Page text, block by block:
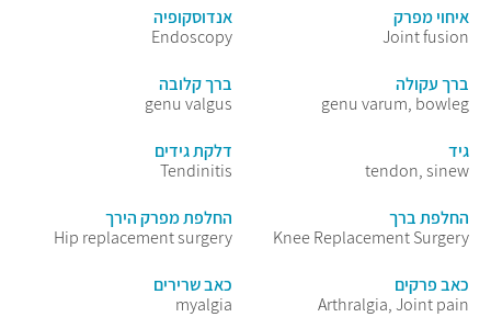
איחוי מפרק
Joint fusion
אנדוסקופיה
Endoscopy
ברך עקולה
genu varum, bowleg
ברך קלובה
genu valgus
גיד
tendon, sinew
דלקת גידים
Tendinitis
החלפת ברך
Knee Replacement Surgery
החלפת מפרק הירך
Hip replacement surgery
כאב פרקים
Arthralgia, Joint pain
כאב שרירים
myalgia